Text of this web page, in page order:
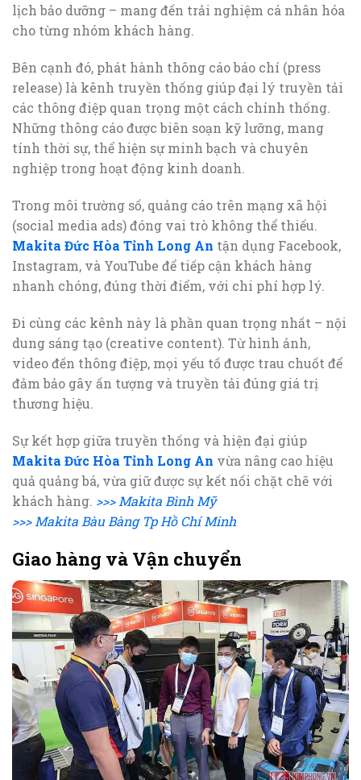
lịch bảo dưỡng – mang đến trải nghiệm cá nhân hóa
cho từng nhóm khách hàng.
Bên cạnh đó, phát hành thông cáo báo chí (press
release) là kênh truyền thống giúp đại lý truyền tải
các thông điệp quan trọng một cách chính thống.
Những thông cáo được biên soạn kỹ lưỡng, mang
tính thời sự, thể hiện sự minh bạch và chuyên
nghiệp trong hoạt động kinh doanh.
Trong môi trường số, quảng cáo trên mạng xã hội
(social media ads) đóng vai trò không thể thiếu.
Makita Đức Hòa Tỉnh Long An tận dụng Facebook,
Instagram, và YouTube để tiếp cận khách hàng
nhanh chóng, đúng thời điểm, với chi phí hợp lý.
Đi cùng các kênh này là phần quan trọng nhất – nội
dung sáng tạo (creative content). Từ hình ảnh,
video đến thông điệp, mọi yếu tố được trau chuốt để
đảm bảo gây ấn tượng và truyền tải đúng giá trị
thương hiệu.
Sự kết hợp giữa truyền thống và hiện đại giúp
Makita Đức Hòa Tỉnh Long An vừa nâng cao hiệu
quả quảng bá, vừa giữ được sự kết nối chặt chẽ với
khách hàng. >>> Makita Bình Mỹ
>>> Makita Bàu Bàng Tp Hồ Chí Minh
Giao hàng và Vận chuyển